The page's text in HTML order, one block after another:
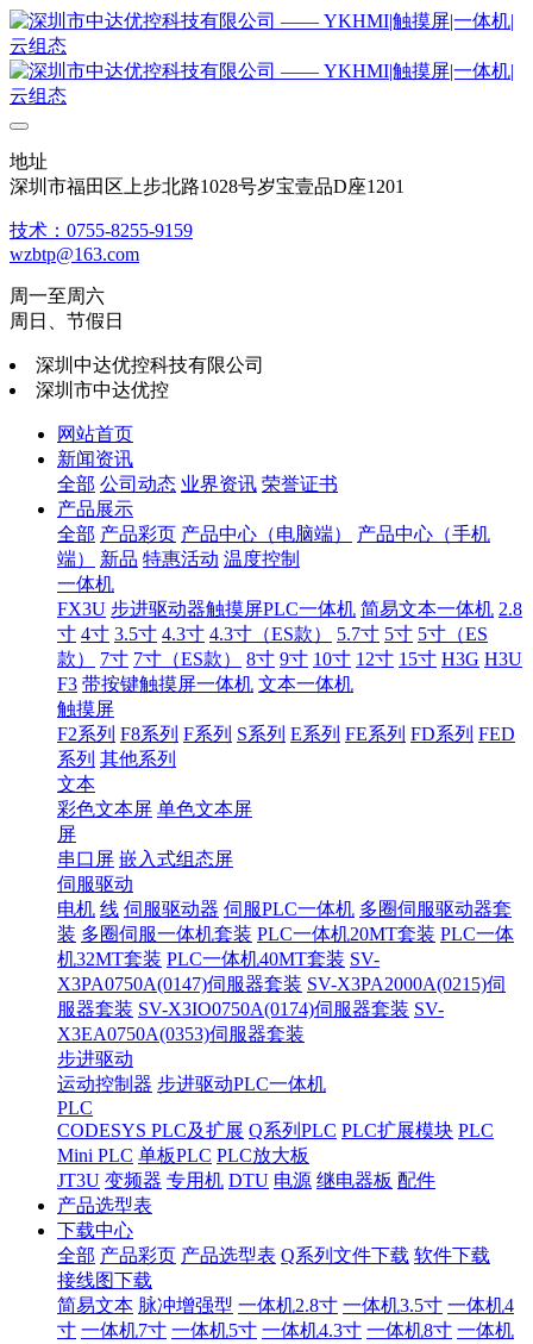
地址
深圳市福田区上步北路1028号岁宝壹品D座1201
技术：0755-8255-9159
wzbtp@163.com
周一至周六
周日、节假日
深圳中达优控科技有限公司
深圳市中达优控
网站首页
新闻资讯
全部 公司动态 业界资讯 荣誉证书
产品展示
全部 产品彩页 产品中心（电脑端）
产品中心（手机
端）
新品 特惠活动 温度控制
一体机
FX3U 步进驱动器触摸屏PLC一体机 简易文本一体机 2.8
寸 4寸 3.5寸 4.3寸 4.3寸（ES款） 5.7寸 5寸 5寸（ES
款）
7寸 7寸（ES款） 8寸 9寸 10寸 12寸 15寸 H3G H3U
F3 带按键触摸屏一体机 文本一体机
触摸屏
F2系列 F8系列 F系列 S系列 E系列 FE系列 FD系列 FED
系列 其他系列
文本
彩色文本屏 单色文本屏
屏
串口屏 嵌入式组态屏
伺服驱动
电机 线 伺服驱动器 伺服PLC一体机 多圈伺服驱动器套
装 多圈伺服一体机套装 PLC一体机20MT套装 PLC一体
机32MT套装 PLC一体机40MT套装 SV-
X3PA0750A(0147)伺服器套装 SV-X3PA2000A(0215)伺
服器套装 SV-X3IO0750A(0174)伺服器套装 SV-
X3EA0750A(0353)伺服器套装
步进驱动
运动控制器 步进驱动PLC一体机
PLC
CODESYS PLC及扩展 Q系列PLC PLC扩展模块 PLC
Mini PLC 单板PLC PLC放大板
JT3U 变频器 专用机 DTU 电源 继电器板 配件
产品选型表
下载中心
全部 产品彩页 产品选型表 Q系列文件下载 软件下载
接线图下载
简易文本 脉冲增强型 一体机2.8寸 一体机3.5寸 一体机4
寸 一体机7寸 一体机5寸 一体机4.3寸 一体机8寸 一体机